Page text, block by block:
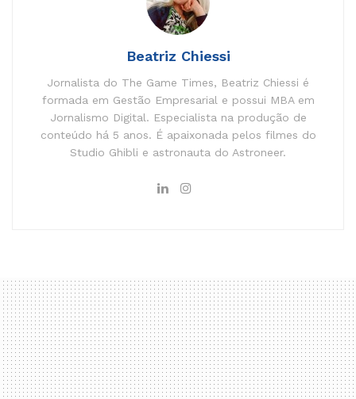
Beatriz Chiessi
Jornalista do The Game Times, Beatriz Chiessi é
formada em Gestão Empresarial e possui MBA em
Jornalismo Digital. Especialista na produção de
conteúdo há 5 anos. É apaixonada pelos filmes do
Studio Ghibli e astronauta do Astroneer.